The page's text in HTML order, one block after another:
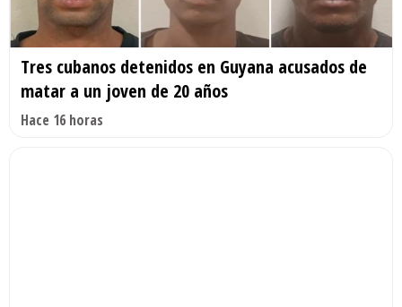
Tres cubanos detenidos en Guyana acusados de
matar a un joven de 20 años
Hace 16 horas